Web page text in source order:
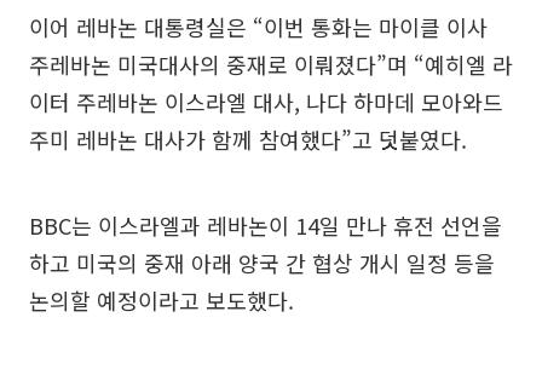
이어 레바논 대통령실은 “이번 통화는 마이클 이사
주레바논 미국대사의 중재로 이뤄졌다”며 “예히엘 라
이터 주레바논 이스라엘 대사, 나다 하마데 모아와드
주미 레바논 대사가 함께 참여했다”고 덧붙였다.
BBC는 이스라엘과 레바논이 14일 만나 휴전 선언을
하고 미국의 중재 아래 양국 간 협상 개시 일정 등을
논의할 예정이라고 보도했다.